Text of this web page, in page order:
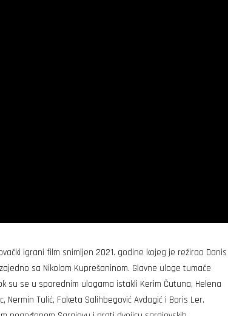
igrani film snimljen 2021. godine kojeg je režirao Danis
sa Nikolom Kuprešaninom. Glavne uloge tumače
su se u sporednim ulogama istakli Kerim Čutuna, Helena
Nermin Tulić, Faketa Salihbegović Avdagić i Boris Ler.